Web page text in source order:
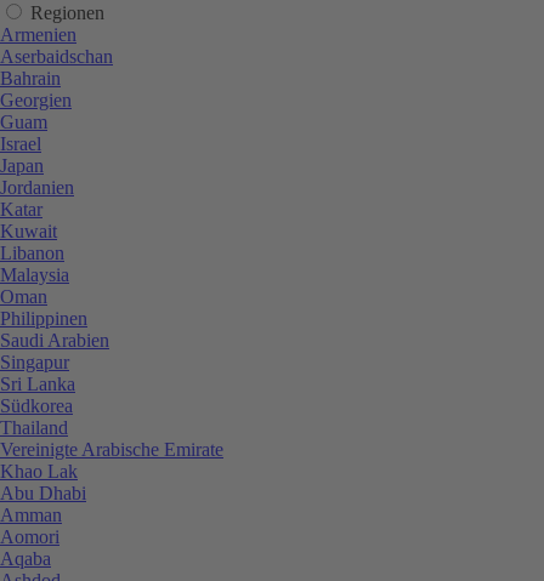
Regionen
Armenien
Aserbaidschan
Bahrain
Georgien
Guam
Israel
Japan
Jordanien
Katar
Kuwait
Libanon
Malaysia
Oman
Philippinen
Saudi Arabien
Singapur
Sri Lanka
Südkorea
Thailand
Vereinigte Arabische Emirate
Khao Lak
Abu Dhabi
Amman
Aomori
Aqaba